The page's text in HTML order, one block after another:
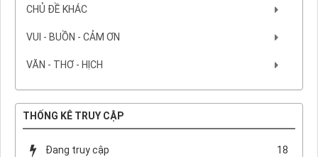
CHỦ ĐỀ KHÁC
VUI - BUỒN - CẢM ƠN
VĂN - THƠ - HỊCH
THỐNG KÊ TRUY CẬP
Đang truy cập 18